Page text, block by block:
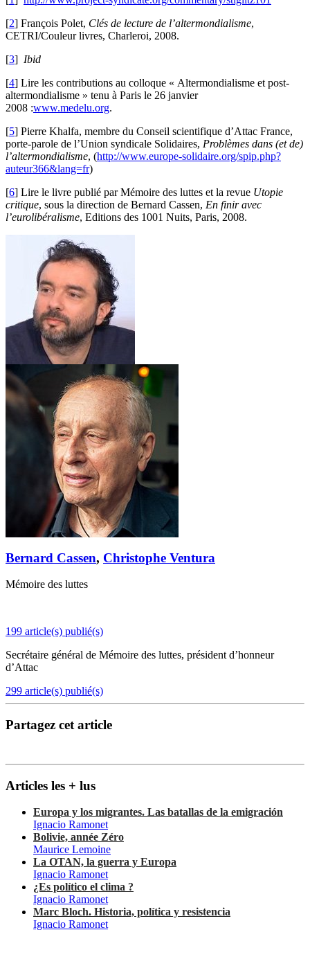
[2] François Polet, Clés de lecture de l’altermondialisme,
CETRI/Couleur livres, Charleroi, 2008.
[3] Ibid
[4] Lire les contributions au colloque « Altermondialisme et post-
altermondialisme » tenu à Paris le 26 janvier
2008 :www.medelu.org.
[5] Pierre Khalfa, membre du Conseil scientifique d’Attac France,
porte-parole de l’Union syndicale Solidaires, Problèmes dans (et de)
l’altermondialisme, (http://www.europe-solidaire.org/spip.php?
auteur366&lang=fr)
[6] Lire le livre publié par Mémoire des luttes et la revue Utopie
critique, sous la direction de Bernard Cassen, En finir avec
l’eurolibéralisme, Editions des 1001 Nuits, Paris, 2008.
Bernard Cassen, Christophe Ventura
Mémoire des luttes
199 article(s) publié(s)
Secrétaire général de Mémoire des luttes, président d’honneur
d’Attac
299 article(s) publié(s)
Partagez cet article
Articles les + lus
Europa y los migrantes. Las batallas de la emigración
Ignacio Ramonet
Bolivie, année Zéro
Maurice Lemoine
La OTAN, la guerra y Europa
Ignacio Ramonet
¿Es político el clima ?
Ignacio Ramonet
Marc Bloch. Historia, política y resistencia
Ignacio Ramonet